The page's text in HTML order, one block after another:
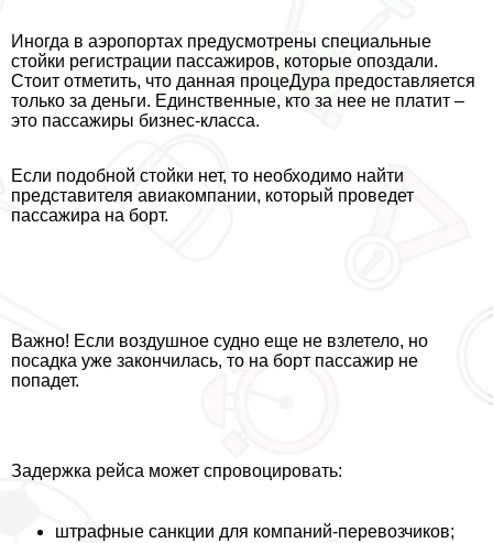
Иногда в аэропортах предусмотрены специальные
стойки регистрации пассажиров, которые опоздали.
Стоит отметить, что данная процеДypa предоставляется
только за деньги. Единственные, кто за нее не платит –
это пассажиры бизнес-класса.
Если подобной стойки нет, то необходимо найти
представителя авиакомпании, который проведет
пассажира на борт.
Важно! Если воздушное судно еще не взлетело, но
посадка уже закончилась, то на борт пассажир не
попадет.
Задержка рейса может спровоцировать:
штрафные санкции для компаний-перевозчиков;